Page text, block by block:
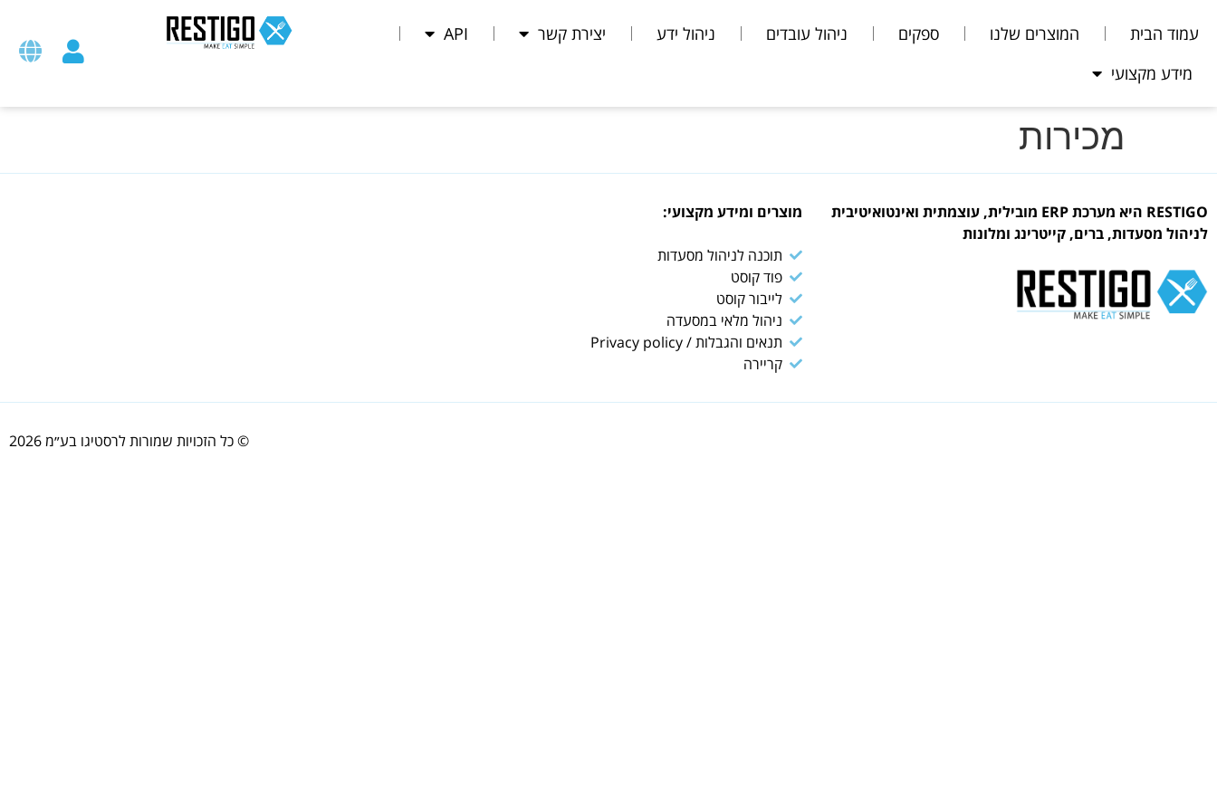
עמוד הבית המוצרים שלנו ספקים ניהול עובדים ניהול ידע יצירת קשר
API
מידע מקצועי
מכירות
RESTIGO היא מערכת ERP מובילית, עוצמתית ואינטואיטיבית
לניהול מסעדות, ברים, קייטרינג ומלונות
מוצרים ומידע מקצועי:
תוכנה לניהול מסעדות
פוד קוסט
לייבור קוסט
ניהול מלאי במסעדה
תנאים והגבלות / Privacy policy
קריירה
© כל הזכויות שמורות לרסטיגו בע״מ 2026